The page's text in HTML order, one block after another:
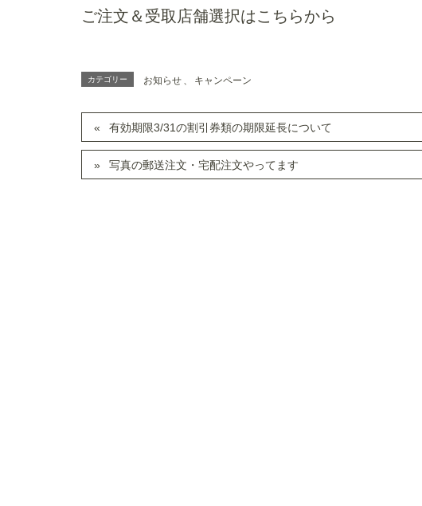
ご注文＆受取店舗選択はこちらから
カテゴリー お知らせ キャンペーン
有効期限3/31の割引券類の期限延長について
写真の郵送注文・宅配注文やってます